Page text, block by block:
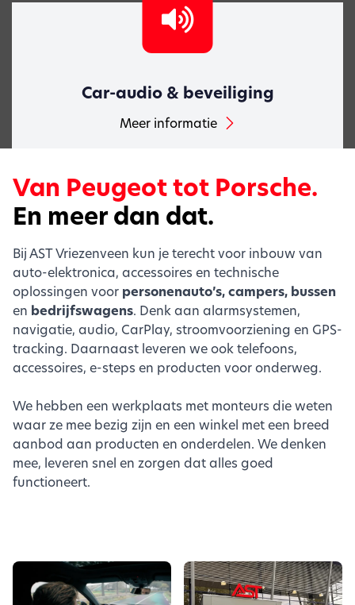
Car-audio & beveiliging
Meer informatie
Van Peugeot tot Porsche.
En meer dan dat.
Bij AST Vriezenveen kun je terecht voor inbouw van
auto-elektronica, accessoires en technische
oplossingen voor personenauto’s, campers, bussen
en bedrijfswagens. Denk aan alarmsystemen,
navigatie, audio, CarPlay, stroomvoorziening en GPS-
tracking. Daarnaast leveren we ook telefoons,
accessoires, e-steps en producten voor onderweg.
We hebben een werkplaats met monteurs die weten
waar ze mee bezig zijn en een winkel met een breed
aanbod aan producten en onderdelen. We denken
mee, leveren snel en zorgen dat alles goed
functioneert.